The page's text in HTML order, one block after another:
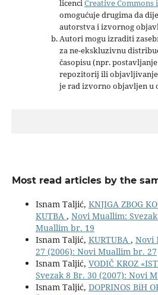
licenciCreative Commons
omogućuje drugima da
autorstva i izvornog
Autori mogu izraditi
za ne-ekskluzivnu
časopisu (npr.
repozitorij ili
je rad izvorno objavljen u
Most read articles by the
Isnam Taljić, KNJIGA ZBOG
KUTBA , Novi Muallim:
Muallim br. 19
Isnam Taljić, KURTUBA , Novi
27 (2006): Novi Muallim br. 27
Isnam Taljić, VODIČ KROZ
Svezak 8 Br. 30 (2007): Novi
Isnam Taljić, DOPRINOS BiH